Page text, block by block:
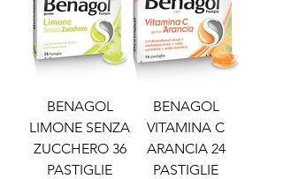
BENAGOL
LIMONE SENZA
ZUCCHERO 36
PASTIGLIE
BENAGOL
VITAMINA C
ARANCIA 24
PASTIGLIE